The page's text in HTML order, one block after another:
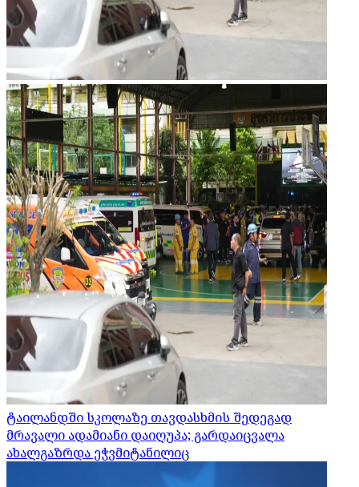
ტაილანდში სკოლაზე თავდასხმის შედეგად
მრავალი ადამიანი დაიღუპა; გარდაიცვალა
ახალგაზრდა ეჭვმიტანილიც